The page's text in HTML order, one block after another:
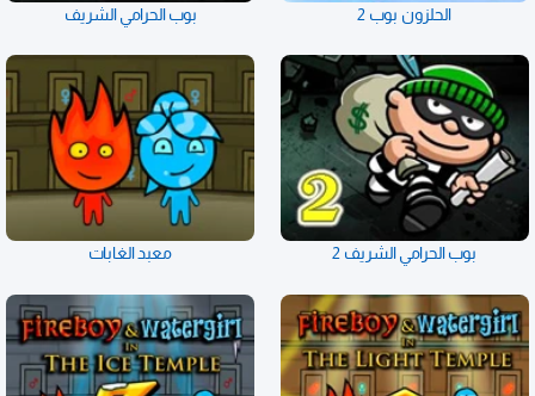
الحلزون بوب 2 بوب الحرامي الشريف
بوب الحرامي الشريف 2 معبد الغابات